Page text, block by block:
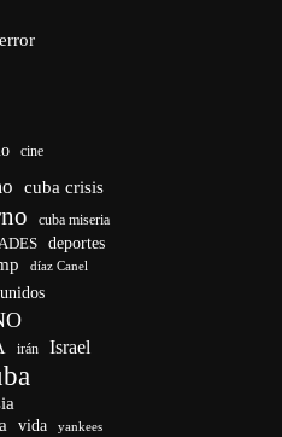
cine
cuba crisis
cuba miseria
deportes
díaz Canel
irán Israel
vida yankees